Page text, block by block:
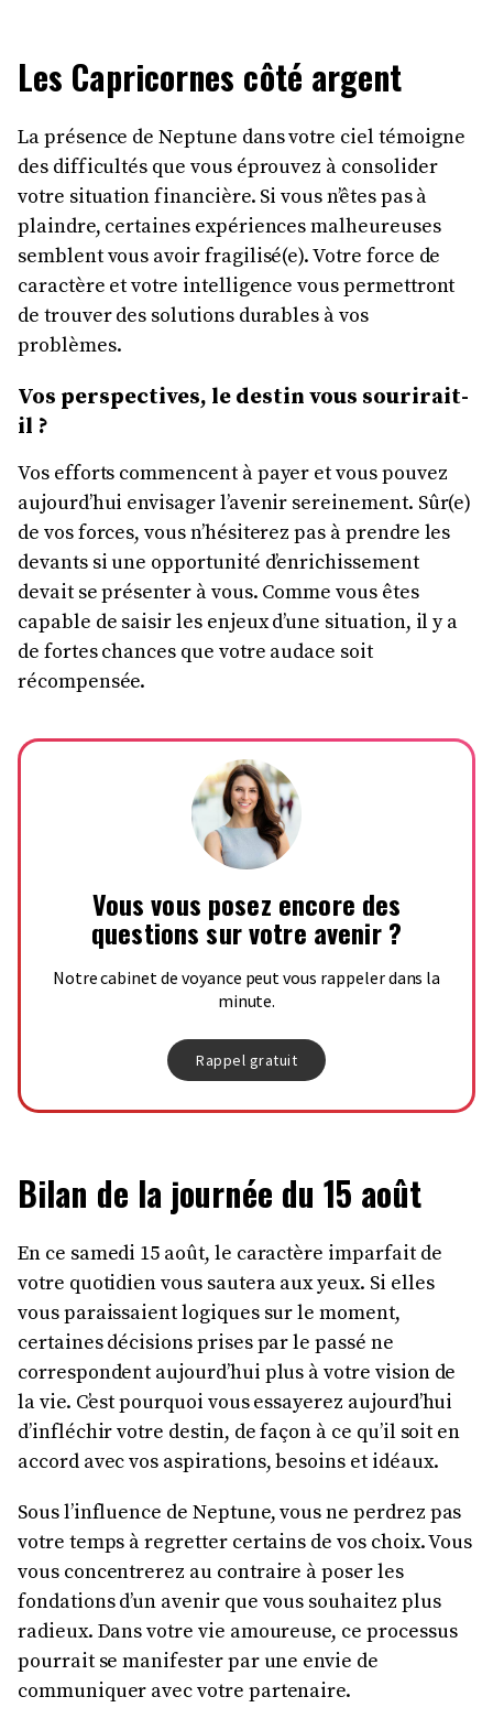
Les Capricornes côté argent
La présence de Neptune dans votre ciel témoigne
des difficultés que vous éprouvez à consolider
votre situation financière. Si vous n’êtes pas à
plaindre, certaines expériences malheureuses
semblent vous avoir fragilisé(e). Votre force de
caractère et votre intelligence vous permettront
de trouver des solutions durables à vos
problèmes.
Vos perspectives, le destin vous sourirait-
il ?
Vos efforts commencent à payer et vous pouvez
aujourd’hui envisager l’avenir sereinement. Sûr(e)
de vos forces, vous n’hésiterez pas à prendre les
devants si une opportunité d’enrichissement
devait se présenter à vous. Comme vous êtes
capable de saisir les enjeux d’une situation, il y a
de fortes chances que votre audace soit
récompensée.
Vous vous posez encore des
questions sur votre avenir ?
Notre cabinet de voyance peut vous rappeler dans la
minute.
Rappel gratuit
Bilan de la journée du 15 août
En ce samedi 15 août, le caractère imparfait de
votre quotidien vous sautera aux yeux. Si elles
vous paraissaient logiques sur le moment,
certaines décisions prises par le passé ne
correspondent aujourd’hui plus à votre vision de
la vie. C’est pourquoi vous essayerez aujourd’hui
d’infléchir votre destin, de façon à ce qu’il soit en
accord avec vos aspirations, besoins et idéaux.
Sous l’influence de Neptune, vous ne perdrez pas
votre temps à regretter certains de vos choix. Vous
vous concentrerez au contraire à poser les
fondations d’un avenir que vous souhaitez plus
radieux. Dans votre vie amoureuse, ce processus
pourrait se manifester par une envie de
communiquer avec votre partenaire.